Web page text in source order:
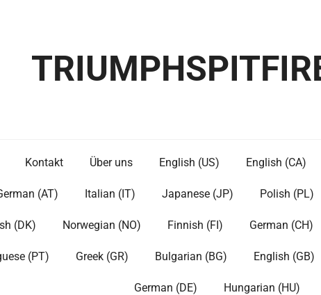
Kontakt Über uns English (US) English (CA)
(AT) Italian (IT) Japanese (JP) Polish (PL)
(DK) Norwegian (NO) Finnish (FI) German (CH)
(PT) Greek (GR) Bulgarian (BG) English (GB)
German (DE) Hungarian (HU)